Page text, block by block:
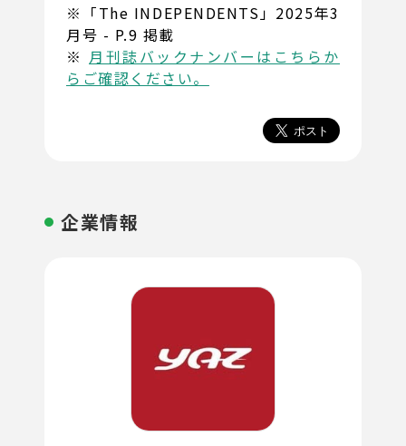
※「The INDEPENDENTS」2025年3
月号 - P.9 掲載
※ 月刊誌バックナンバーはこちらか
らご確認ください。
企業情報